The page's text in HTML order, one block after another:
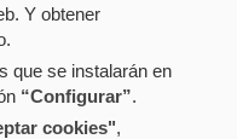
Y obtener
que se instalarán en
“Configurar”.
cookies",